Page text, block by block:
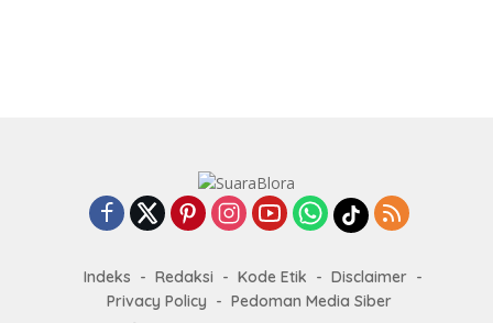
Indeks Redaksi Kode Etik
Disclaimer
Privacy Policy
Pedoman Media Siber